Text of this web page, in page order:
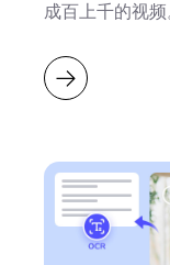
成百上千的视频